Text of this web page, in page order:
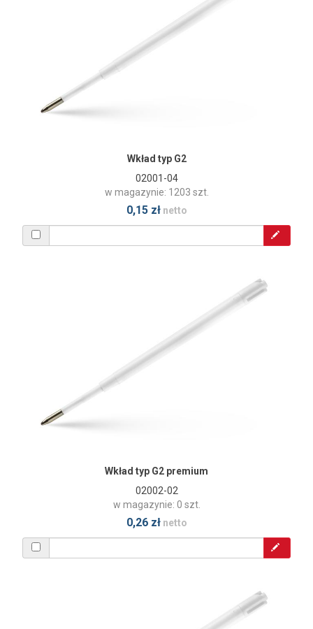
Wkład typ G2
02001-04
w magazynie: 1203 szt.
0,15 złnetto
Wkład typ G2 premium
02002-02
w magazynie: 0 szt.
0,26 złnetto